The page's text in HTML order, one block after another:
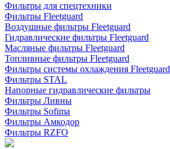
Фильтры для спецтехники
Фильтры Fleetguard
Воздушные фильтры Fleetguard
Гидравлические фильтры Fleetguard
Масляные фильтры Fleetguard
Топливные фильтры Fleetguard
Фильтры системы охлаждения Fleetguard
Фильтры STAL
Напорные гидравлические фильтры
Фильтры Ливны
Фильтры Sofima
Фильтры Амкодор
Фильтры RZFO